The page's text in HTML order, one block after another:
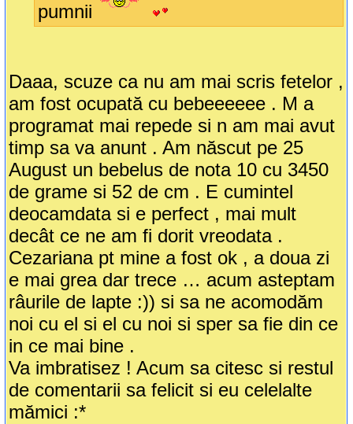
pumnii
Daaa, scuze ca nu am mai scris fetelor ,
am fost ocupată cu bebeeeeee . M a
programat mai repede si n am mai avut
timp sa va anunt . Am născut pe 25
August un bebelus de nota 10 cu 3450
de grame si 52 de cm . E cumintel
deocamdata si e perfect , mai mult
decât ce ne am fi dorit vreodata .
Cezariana pt mine a fost ok , a doua zi
e mai grea dar trece … acum asteptam
râurile de lapte :)) si sa ne acomodăm
noi cu el si el cu noi si sper sa fie din ce
in ce mai bine .
Va imbratisez ! Acum sa citesc si restul
de comentarii sa felicit si eu celelalte
mămici :*